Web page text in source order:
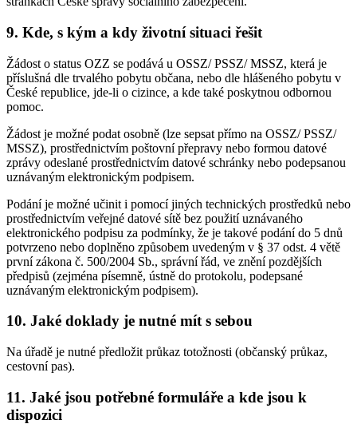
9. Kde, s kým a kdy životní situaci řešit
Žádost o status OZZ se podává u OSSZ/ PSSZ/ MSSZ, která je
příslušná dle trvalého pobytu občana, nebo dle hlášeného pobytu v
České republice, jde-li o cizince, a kde také poskytnou odbornou
pomoc.
Žádost je možné podat osobně (lze sepsat přímo na OSSZ/ PSSZ/
MSSZ), prostřednictvím poštovní přepravy nebo formou datové
zprávy odeslané prostřednictvím datové schránky nebo podepsanou
uznávaným elektronickým podpisem.
Podání je možné učinit i pomocí jiných technických prostředků nebo
prostřednictvím veřejné datové sítě bez použití uznávaného
elektronického podpisu za podmínky, že je takové podání do 5 dnů
potvrzeno nebo doplněno způsobem uvedeným v § 37 odst. 4 větě
první zákona č. 500/2004 Sb., správní řád, ve znění pozdějších
předpisů (zejména písemně, ústně do protokolu, podepsané
uznávaným elektronickým podpisem).
10. Jaké doklady je nutné mít s sebou
Na úřadě je nutné předložit průkaz totožnosti (občanský průkaz,
cestovní pas).
11. Jaké jsou potřebné formuláře a kde jsou k
dispozici